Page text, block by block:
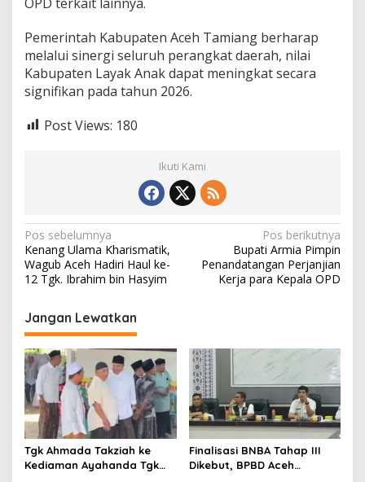
Pemerintah Kabupaten Aceh Tamiang berharap
melalui sinergi seluruh perangkat daerah, nilai
Kabupaten Layak Anak dapat meningkat secara
signifikan pada tahun 2026.
Post Views: 180
Ikuti Kami
N
a
v
i
g
a
s
i
p
o
s
Pos sebelumnya
Kenang Ulama Kharismatik,
Wagub Aceh Hadiri Haul ke-
12 Tgk. Ibrahim bin Hasyim
Pos berikutnya
Bupati Armia Pimpin
Penandatangan Perjanjian
Kerja para Kepala OPD
Jangan Lewatkan
Tgk Ahmada Takziah ke
Kediaman Ayahanda Tgk
Finalisasi BNBA Tahap III
Dikebut, BPBD Aceh